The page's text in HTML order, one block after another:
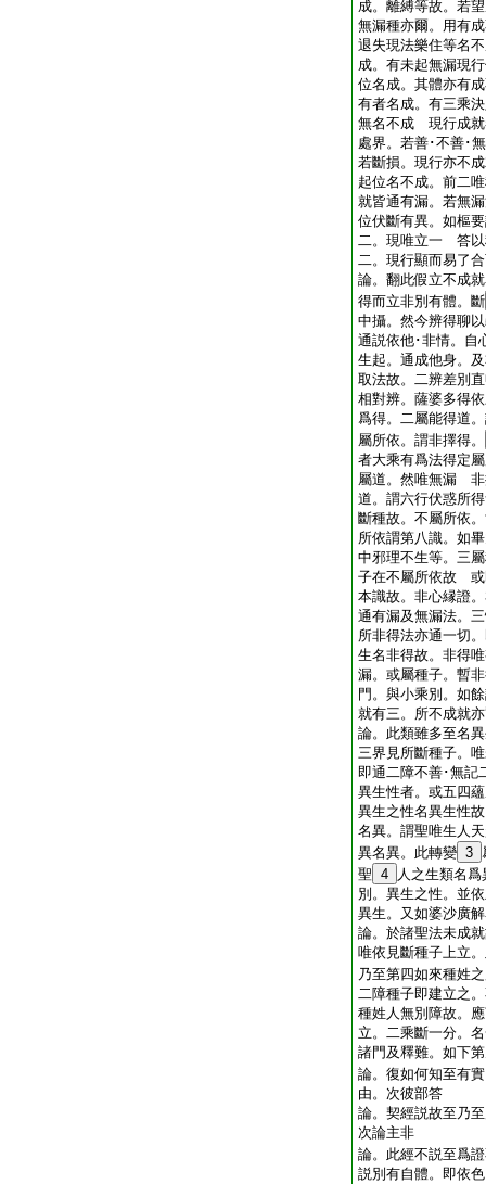
成。離縛等故。若
無漏種亦爾。用有
退失現法樂住等名
成。有未起無漏現
位名成。其體亦有
有者名成。有三乘
無名不成 現行成就
處界。若善･不善･
若斷損。現行亦不
起位名不成。前二
就皆通有漏。若無
位伏斷有異。如樞
二。現唯立一 答以
二。現行顯而易了
論。翻此假立不成
得而立非別有體。斷
中攝。然今辨得聊
通説依他･非情。自
生起。通成他身。
取法故。二辨差別
相對辨。薩婆多得
爲得。二屬能得道
屬所依。謂非擇得。
者大乘有爲法得定
屬道。然唯無漏 非
道。謂六行伏惑所
斷種故。不屬所依
所依謂第八識。如
中邪理不生等。三
子在不屬所依故 或
本識故。非心縁證
通有漏及無漏法。
所非得法亦通一切
生名非得故。非得
漏。或屬種子。暫
門。與小乘別。如
就有三。所不成就
論。此類雖多至名
三界見所斷種子。
即通二障不善･無記
異生性者。或五四
異生之性名異生性
名異。謂聖唯生人
異名異。此轉變 3
聖 4
人之生類名
別。異生之性。並
異生。又如婆沙廣
論。於諸聖法未成
唯依見斷種子上立
乃至第四如來種姓
二障種子即建立之
種姓人無別障故。
立。二乘斷一分。
諸門及釋難。如下
論。復如何知至有
由。次彼部答
論。契經説故至乃
次論主非
論。此經不説至爲
説別有自體。即依